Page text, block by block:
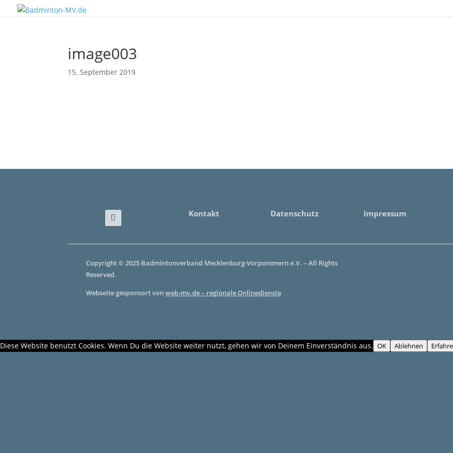
image003
15. September 2019
Kontakt Datenschutz Impressum
Copyright © 2025 Badmintonverband Mecklenburg-Vorpommern e.V. – All Rights
Reserved.
Webseite gesponsort vonweb-mv.de – regionale Onlinedienste
Diese Website benutzt Cookies. Wenn Du die Website weiter nutzt, gehen wir von Deinem Einverständnis aus. OK Ablehnen